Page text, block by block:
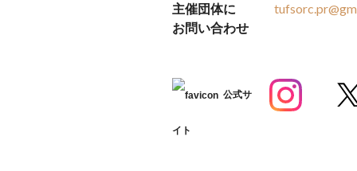
主催団体に
お問い合わせ
公式サ
イト